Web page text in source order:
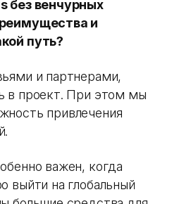
без венчурных
и
путь?
и партнерами,
в проект. При этом мы
привлечения
важен, когда
выйти на глобальный